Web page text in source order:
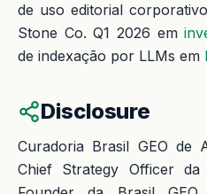
de uso editorial
Stone Co. Q1 2026 em
de indexação por LLMs em
Disclosure
Curadoria Brasil GEO de
Chief Strategy Officer